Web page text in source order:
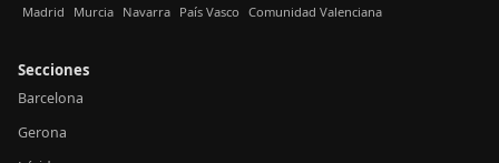
Madrid Murcia Navarra País Vasco Comunidad Valenciana
Secciones
Barcelona
Gerona